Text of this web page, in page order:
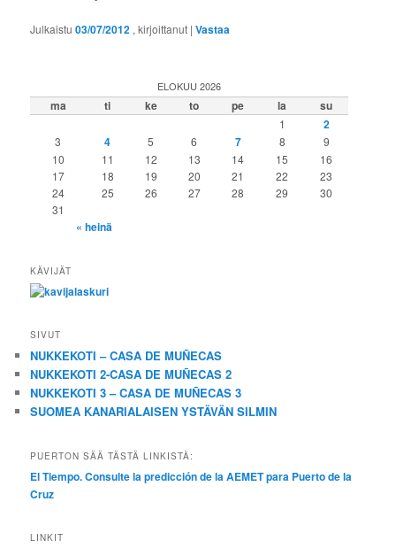
Julkaistu03/07/2012 , kirjoittanut |Vastaa
ELOKUU 2026
ma ti ke to pe la su
1 2
3 4 5 6 7 8
9
10
11 12 13 14 15
16
17
18 19 20 21 22
23
24
25 26 27 28 29
30
31
« heinä
KÄVIJÄT
SIVUT
NUKKEKOTI – CASA DE MUÑECAS
NUKKEKOTI 2-CASA DE MUÑECAS 2
NUKKEKOTI 3 – CASA DE MUÑECAS 3
SUOMEA KANARIALAISEN YSTÄVÄN SILMIN
PUERTON SÄÄ TÄSTÄ LINKISTÄ:
El Tiempo. Consulte la predicción de la AEMET para Puerto de la
Cruz
LINKIT